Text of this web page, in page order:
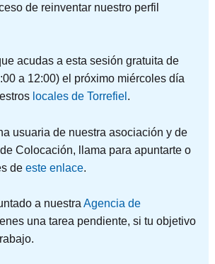
de reinventar nuestro perfil
acudas a esta sesión gratuita de
a 12:00) el próximo miércoles día
locales de Torrefiel .
usuaria de nuestra asociación y de
Colocación, llama para apuntarte o
de este enlace.
a nuestra Agencia de
una tarea pendiente, si tu objetivo